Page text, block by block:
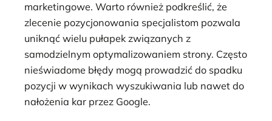
marketingowe. Warto również podkreślić, że
zlecenie pozycjonowania specjalistom pozwala
uniknąć wielu pułapek związanych z
samodzielnym optymalizowaniem strony. Często
nieświadome błędy mogą prowadzić do spadku
pozycji w wynikach wyszukiwania lub nawet do
nałożenia kar przez Google.